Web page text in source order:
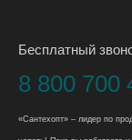
Бесплатный
8 800 700
«Сантехопт» – лидер по